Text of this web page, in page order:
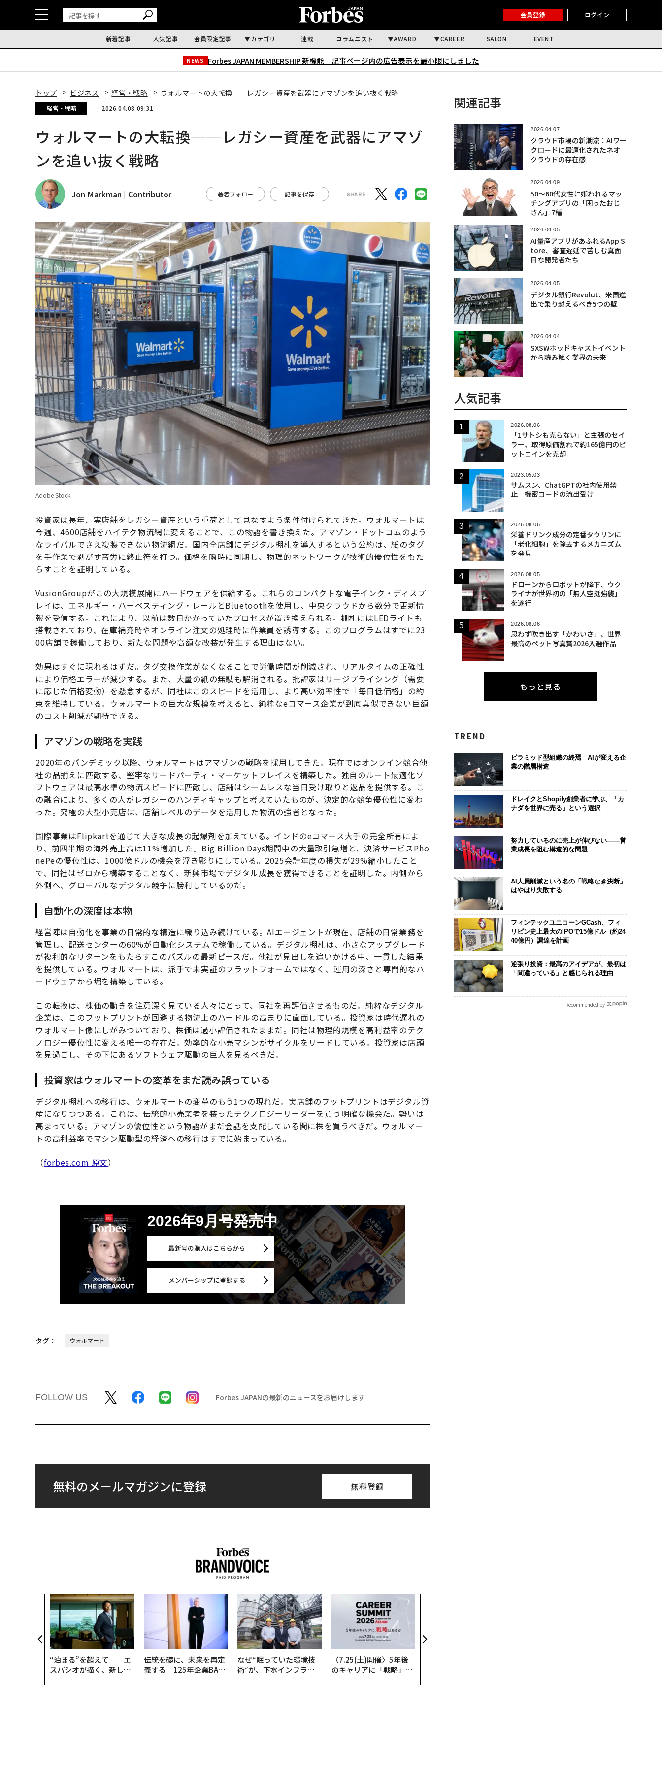
会員登録 ログイン
新着記事 人気記事 会員限定記事 カテゴリ 連載 コラムニスト AWARD CAREER SALON EVENT
NEWS Forbes JAPAN MEMBERSHIP 新機能｜ 記事ページ内の広告表示を最小限にしました
トップ ビジネス 経営・戦略 ウォルマートの大転換──レガシー資産を武器にアマゾンを追い抜く戦略
経営・戦略 2026.04.08 09:31
ウォルマートの大転換──レガシー資産を武器にアマゾ
ンを追い抜く戦略
Jon Markman | Contributor 著者フォロー 記事を保存
Adobe Stock
投資家は長年、実店舗をレガシー資産という重荷として見なすよう条件付けられてきた。ウォルマートは
今週、4600店舗をハイテク物流網に変えることで、この物語を書き換えた。アマゾン・ドットコムのよう
なライバルでさえ複製できない物流網だ。国内全店舗にデジタル棚札を導入するという公約は、紙のタグ
を手作業で剥がす苦労に終止符を打つ。価格を瞬時に同期し、物理的ネットワークが技術的優位性をもた
らすことを証明している。
VusionGroupがこの大規模展開にハードウェアを供給する。これらのコンパクトな電子インク・ディスプ
レイは、エネルギー・ハーベスティング・レールとBluetoothを使用し、中央クラウドから数分で更新情
報を受信する。これにより、以前は数日かかっていたプロセスが置き換えられる。棚札にはLEDライトも
搭載されており、在庫補充時やオンライン注文の処理時に作業員を誘導する。このプログラムはすでに23
00店舗で稼働しており、新たな問題や高額な改装が発生する理由はない。
効果はすぐに現れるはずだ。タグ交換作業がなくなることで労働時間が削減され、リアルタイムの正確性
により価格エラーが減少する。また、大量の紙の無駄も解消される。批評家はサージプライシング（需要
に応じた価格変動）を懸念するが、同社はこのスピードを活用し、より高い効率性で「毎日低価格」の約
束を維持している。ウォルマートの巨大な規模を考えると、純粋なeコマース企業が到底真似できない巨額
のコスト削減が期待できる。
アマゾンの戦略を実践
2020年のパンデミック以降、ウォルマートはアマゾンの戦略を採用してきた。現在ではオンライン競合他
社の品揃えに匹敵する、堅牢なサードパーティ・マーケットプレイスを構築した。独自のルート最適化ソ
フトウェアは最高水準の物流スピードに匹敵し、店舗はシームレスな当日受け取りと返品を提供する。こ
の融合により、多くの人がレガシーのハンディキャップと考えていたものが、決定的な競争優位性に変わ
った。究極の大型小売店は、店舗レベルのデータを活用した物流の強者となった。
国際事業はFlipkartを通じて大きな成長の起爆剤を加えている。インドのeコマース大手の完全所有によ
り、前四半期の海外売上高は11%増加した。Big Billion Days期間中の大量取引急増と、決済サービスPho
nePeの優位性は、1000億ドルの機会を浮き彫りにしている。2025会計年度の損失が29%縮小したこと
で、同社はゼロから構築することなく、新興市場でデジタル成長を獲得できることを証明した。内側から
外側へ、グローバルなデジタル競争に勝利しているのだ。
自動化の深度は本物
経営陣は自動化を事業の日常的な構造に織り込み続けている。AIエージェントが現在、店舗の日常業務を
管理し、配送センターの60%が自動化システムで稼働している。デジタル棚札は、小さなアップグレード
が複利的なリターンをもたらすこのパズルの最新ピースだ。他社が見出しを追いかける中、一貫した結果
を提供している。ウォルマートは、派手で未実証のプラットフォームではなく、運用の深さと専門的なハ
ードウェアから堀を構築している。
この転換は、株価の動きを注意深く見ている人々にとって、同社を再評価させるものだ。純粋なデジタル
企業は、このフットプリントが回避する物流上のハードルの高まりに直面している。投資家は時代遅れの
ウォルマート像にしがみついており、株価は過小評価されたままだ。同社は物理的規模を高利益率のテク
ノロジー優位性に変える唯一の存在だ。効率的な小売マシンがサイクルをリードしている。投資家は店頭
を見過ごし、その下にあるソフトウェア駆動の巨人を見るべきだ。
投資家はウォルマートの変革をまだ読み誤っている
デジタル棚札への移行は、ウォルマートの変革のもう1つの現れだ。実店舗のフットプリントはデジタル資
産になりつつある。これは、伝統的小売業者を装ったテクノロジーリーダーを買う明確な機会だ。勢いは
高まっている。アマゾンの優位性という物語がまだ会話を支配している間に株を買うべきだ。ウォルマー
トの高利益率でマシン駆動型の経済への移行はすでに始まっている。
（forbes.com 原文）
2026年9月号発売中
最新号の購入はこちらから
メンバーシップに登録する
タグ： ウォルマート
FOLLOW US Forbes JAPANの最新のニュースをお届けします
無料のメールマガジンに登録 無料登録
“泊まる”を超えて──エ
スパシオが描く、新しい
伝統を礎に、未来を再定
義する 125年企業BAT
なぜ“眠っていた環境技
術”が、下水インフラを
〈7.25(土)開催〉5年後
のキャリアに「戦略」は
を徹底する理由
関連記事
2026.04.07
クラウド市場の新潮流：AIワー
クロードに最適化されたネオ
クラウドの存在感
2026.04.09
50〜60代女性に嫌われるマッ
チングアプリの「困ったおじ
さん」7種
2026.04.05
AI量産アプリがあふれるApp S
tore、審査遅延で苦しむ真面
目な開発者たち
2026.04.05
デジタル銀行Revolut、米国進
出で乗り越えるべき5つの壁
2026.04.04
SXSWポッドキャストイベント
から読み解く業界の未来
人気記事
2026.08.06
「1サトシも売らない」と主張のセイ
ラー、取得原価割れで約165億円のビ
ットコインを売却
2023.05.03
サムスン、ChatGPTの社内使用禁
止 機密コードの流出受け
2026.08.06
栄養ドリンク成分の定番タウリンに
「老化細胞」を除去するメカニズム
を発見
2026.08.05
ドローンからロボットが降下、ウク
ライナが世界初の「無人空挺強襲」
を遂行
2026.08.06
思わず吹き出す「かわいさ」、世界
最高のペット写真賞2026入選作品
もっと見る
TREND
ピラミッド型組織の終焉 AIが変える企
業の階層構造
ドレイクとShopify創業者に学ぶ、「カ
ナダを世界に売る」という選択
努力しているのに売上が伸びない――営
業成長を阻む構造的な問題
AI人員削減という名の「戦略なき決断」
はやはり失敗する
フィンテックユニコーンGCash、フィ
リピン史上最大のIPOで15億ドル（約24
40億円）調達を計画
逆張り投資：最高のアイデアが、最初は
「間違っている」と感じられる理由
Recommended by